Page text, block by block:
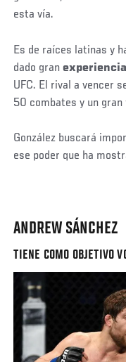
esta vía.
Es de raíces latinas y
dado granexperiencia
UFC. El rival a vencer
50 combates y un
González buscará
ese poder que ha
ANDREW SÁNCHEZ
TIENE COMO OBJETIVO